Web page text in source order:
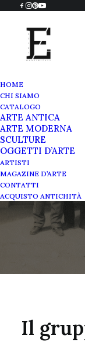
HOME
CHI SIAMO
CATALOGO
ARTE ANTICA
ARTE MODERNA
SCULTURE
OGGETTI D’ARTE
ARTISTI
MAGAZINE D’ARTE
CONTATTI
ACQUISTO ANTICHITÀ
Il
GENNAIO 28,
Il